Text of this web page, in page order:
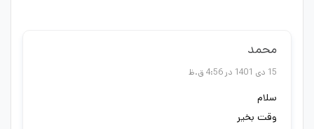
محمد
15 دی 1401 در 4:56 ق.ظ
سلام
وقت بخیر